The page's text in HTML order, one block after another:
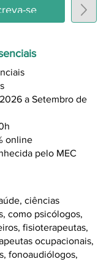
de vida,
do sofrimento físico,
se
a Setembro de
online
pelo MEC
ciências
como psicólogos,
fisioterapeutas,
ocupacionais,
fonoaudiólogos,